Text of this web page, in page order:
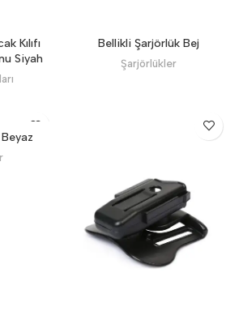
Kılıfı
Siyah
Bellikli Şarjörlük Bej
Şarjörlükler